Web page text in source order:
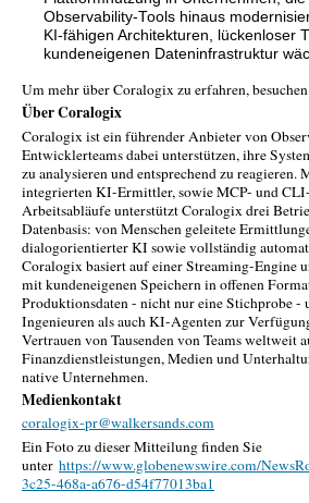
Observability-Tools hinaus
KI-fähigen Architekturen, lückenloser
kundeneigenen Dateninfrastruktur
Um mehr über Coralogix zu erfahren,
Über Coralogix
Coralogix ist ein führender Anbieter von
Entwicklerteams dabei unterstützen, ihre
zu analysieren und entsprechend zu
integrierten KI-Ermittler, sowie MCP- und
Arbeitsabläufe unterstützt Coralogix drei
Datenbasis: von Menschen geleitete
dialogorientierter KI sowie vollständig
Coralogix basiert auf einer Streaming-Engine
mit kundeneigenen Speichern in offenen
Produktionsdaten - nicht nur eine Stichprobe -
Ingenieuren als auch KI-Agenten zur
Vertrauen von Tausenden von Teams weltweit
Finanzdienstleistungen, Medien und
native Unternehmen.
Medienkontakt
coralogix-pr@walkersands.com
Ein Foto zu dieser Mitteilung finden Sie
unter https://www.globenewswire.com/
3c25-468a-a676-d54f77013ba1